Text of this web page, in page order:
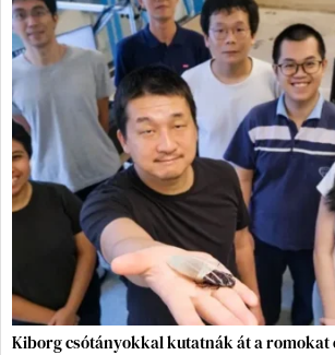
Kiborg csótányokkal kutatnák át a romokat